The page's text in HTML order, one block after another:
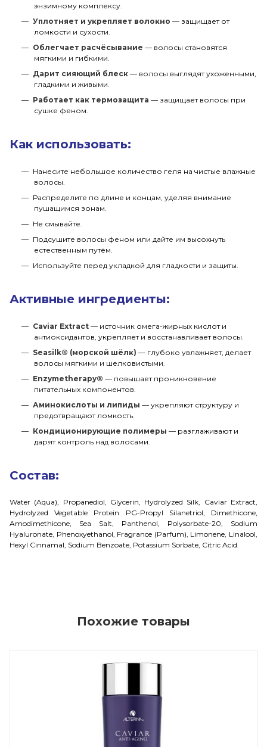
энзимному комплексу.
Уплотняет и укрепляет волокно — защищает от
ломкости и сухости.
Облегчает расчёсывание — волосы становятся
мягкими и гибкими.
Дарит сияющий блеск — волосы выглядят ухоженными,
гладкими и живыми.
Работает как термозащита — защищает волосы при
сушке феном.
Как использовать:
Нанесите небольшое количество геля на чистые влажные
волосы.
Распределите по длине и концам, уделяя внимание
пушащимся зонам.
Не смывайте.
Подсушите волосы феном или дайте им высохнуть
естественным путём.
Используйте перед укладкой для гладкости и защиты.
Активные ингредиенты:
Caviar Extract — источник омега-жирных кислот и
антиоксидантов, укрепляет и восстанавливает волосы.
Seasilk® (морской шёлк) — глубоко увлажняет, делает
волосы мягкими и шелковистыми.
Enzymetherapy® — повышает проникновение
питательных компонентов.
Аминокислоты и липиды — укрепляют структуру и
предотвращают ломкость.
Кондиционирующие полимеры — разглаживают и
дарят контроль над волосами.
Состав:
Water (Aqua), Propanediol, Glycerin, Hydrolyzed Silk, Caviar Extract,
Hydrolyzed Vegetable Protein PG-Propyl Silanetriol, Dimethicone,
Amodimethicone, Sea Salt, Panthenol, Polysorbate-20, Sodium
Hyaluronate, Phenoxyethanol, Fragrance (Parfum), Limonene, Linalool,
Hexyl Cinnamal, Sodium Benzoate, Potassium Sorbate, Citric Acid.
Похожие товары